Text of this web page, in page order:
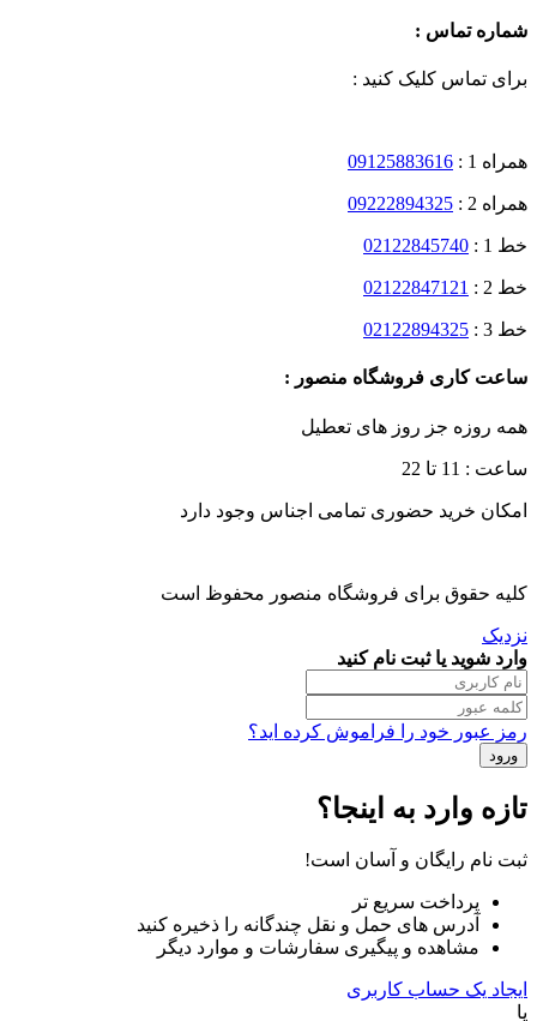
شماره تماس :
برای تماس کلیک کنید :
همراه 1 : 09125883616
همراه 2 : 09222894325
خط 1 : 02122845740
خط 2 : 02122847121
خط 3 : 02122894325
ساعت کاری فروشگاه منصور :
همه روزه جز روز های تعطیل
ساعت : 11 تا 22
امکان خرید حضوری تمامی اجناس وجود دارد
کلیه حقوق برای فروشگاه منصور محفوظ است
نزدیک
وارد شوید یا ثبت نام کنید
رمز عبور خود را فراموش کرده اید؟
تازه وارد به اینجا؟
ثبت نام رایگان و آسان است!
پرداخت سریع تر
آدرس های حمل و نقل چندگانه را ذخیره کنید
مشاهده و پیگیری سفارشات و موارد دیگر
ایجاد یک حساب کاربری
یا